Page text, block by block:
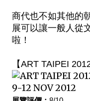
商代也不如其他的
展可以讓一般人從
啦！
【ART TAIPEI